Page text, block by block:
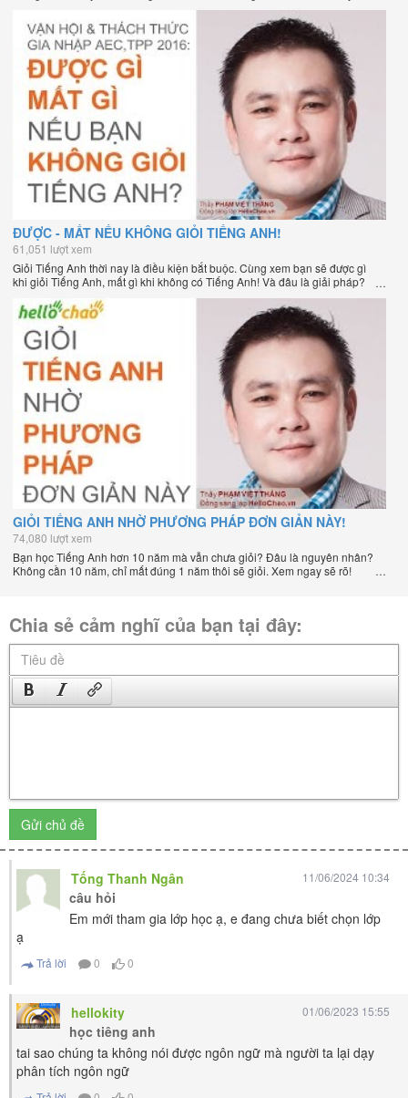
Phạm Việt Thắng, đồng sáng lập HelloChao.vn - Chương trình dạy tiếng
Anh trực tuyến chặt chẽ nhất thế giới.
ĐƯỢC - MẤT NẾU KHÔNG GIỎI TIẾNG ANH!
61,051 lượt xem
Giỏi Tiếng Anh thời nay là điều kiện bắt buộc. Cùng xem bạn sẽ được gì
khi giỏi Tiếng Anh, mất gì khi không có Tiếng Anh! Và đâu là giải pháp?
GIỎI TIẾNG ANH NHỜ PHƯƠNG PHÁP ĐƠN GIẢN NÀY!
74,080 lượt xem
Bạn học Tiếng Anh hơn 10 năm mà vẫn chưa giỏi? Đâu là nguyên nhân?
Không cần 10 năm, chỉ mất đúng 1 năm thôi sẽ giỏi. Xem ngay sẽ rõ!
Chia sẻ cảm nghĩ của bạn tại đây:
Gửi chủ đề
Tống Thanh Ngân 11/06/2024 10:34
câu hỏi
Em mới tham gia lớp học ạ, e đang chưa biết chọn lớp
ạ
Trả lời 0 0
hellokity 01/06/2023 15:55
học tiêng anh
tai sao chúng ta không nói được ngôn ngữ mà người ta lại dạy
phân tích ngôn ngữ